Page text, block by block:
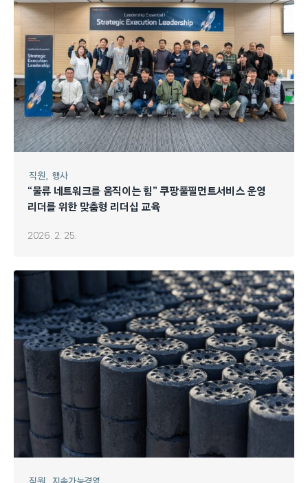
직원 행사
“물류 네트워크를 움직이는 힘” 쿠팡풀필먼트서비스 운영
리더를 위한 맞춤형 리더십 교육
2026. 2. 25.